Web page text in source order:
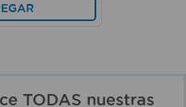
TODAS nuestras